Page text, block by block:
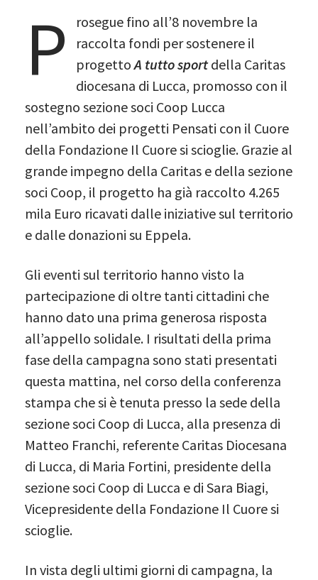
P
rosegue fino all’8 novembre la
raccolta fondi per sostenere il
progettoA tutto sportdella Caritas
diocesana di Lucca, promosso con il
sostegno sezione soci Coop Lucca
nell’ambito dei progetti Pensati con il Cuore
della Fondazione Il Cuore si scioglie. Grazie al
grande impegno della Caritas e della sezione
soci Coop, il progetto ha già raccolto 4.265
mila Euro ricavati dalle iniziative sul territorio
e dalle donazioni su Eppela.
Gli eventi sul territorio hanno visto la
partecipazione di oltre tanti cittadini che
hanno dato una prima generosa risposta
all’appello solidale. I risultati della prima
fase della campagna sono stati presentati
questa mattina, nel corso della conferenza
stampa che si è tenuta presso la sede della
sezione soci Coop di Lucca, alla presenza di
Matteo Franchi, referente Caritas Diocesana
di Lucca, di Maria Fortini, presidente della
sezione soci Coop di Lucca e di Sara Biagi,
Vicepresidente della Fondazione Il Cuore si
scioglie.
In vista degli ultimi giorni di campagna, la